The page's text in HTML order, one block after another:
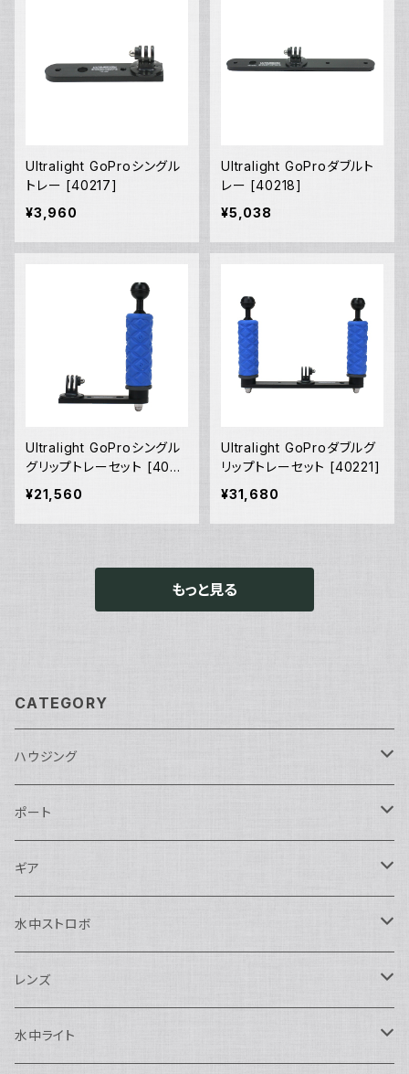
Ultralight GoProシングル
トレー [40217]
¥3,960
Ultralight GoProダブルト
レー [40218]
¥5,038
Ultralight GoProシングル
グリップトレーセット [4022
0]
¥21,560
Ultralight GoProダブルグ
リップトレーセット [40221]
¥31,680
もっと見る
CATEGORY
ハウジング
Nikon用
Nauticam
SEA&SEA
Canon用
Nauticam
SEA&SEA
Sony用
Nautciam
SEA&SEA
OM SYSTEM用
Nauticam
Panasonic用
ポート
Nauticam
N120ドームポート
N120マクロポート
SEA&SEA
ドームポート
マクロポート
AOI
ドームポート
FIX
ギア
AOI
OM SYSTEM用
Nauticam
SEA&SEA
水中ストロボ
SEA&SEA
アクセサリー
AOI
レンズ
マクロコンバージョンレンズ
水中ライト